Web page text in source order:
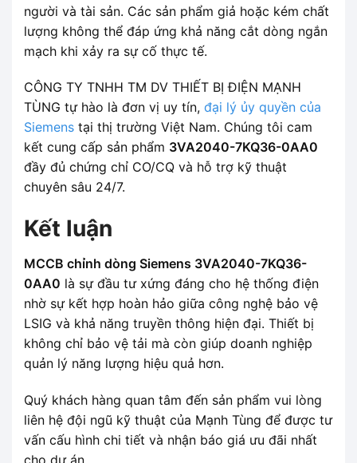
người và tài sản. Các sản phẩm giả hoặc kém chất
lượng không thể đáp ứng khả năng cắt dòng ngắn
mạch khi xảy ra sự cố thực tế.
CÔNG TY TNHH TM DV THIẾT BỊ ĐIỆN MẠNH
TÙNG tự hào là đơn vị uy tín, đại lý ủy quyền của
Siemens tại thị trường Việt Nam. Chúng tôi cam
kết cung cấp sản phẩm 3VA2040-7KQ36-0AA0
đầy đủ chứng chỉ CO/CQ và hỗ trợ kỹ thuật
chuyên sâu 24/7.
Kết luận
MCCB chỉnh dòng Siemens 3VA2040-7KQ36-
0AA0 là sự đầu tư xứng đáng cho hệ thống điện
nhờ sự kết hợp hoàn hảo giữa công nghệ bảo vệ
LSIG và khả năng truyền thông hiện đại. Thiết bị
không chỉ bảo vệ tải mà còn giúp doanh nghiệp
quản lý năng lượng hiệu quả hơn.
Quý khách hàng quan tâm đến sản phẩm vui lòng
liên hệ đội ngũ kỹ thuật của Mạnh Tùng để được tư
vấn cấu hình chi tiết và nhận báo giá ưu đãi nhất
cho dự án.